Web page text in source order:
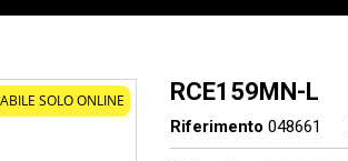
SOLO ONLINE RCE159MN-L
Riferimento 048661